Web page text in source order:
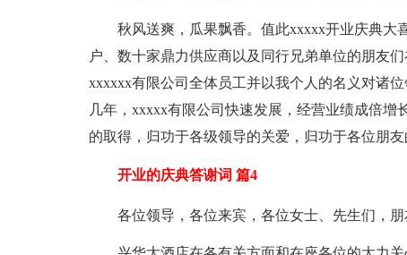
秋风送爽，瓜果飘香。值此xxxxx开业庆典大
户、数十家鼎力供应商以及同行兄弟单位的朋友
xxxxxx有限公司全体员工并以我个人的名义对诸
几年，xxxxx有限公司快速发展，经营业绩成倍
的取得，归功于各级领导的关爱，归功于各位朋
开业的庆典答谢词 篇4
各位领导，各位来宾，各位女士、先生们，朋